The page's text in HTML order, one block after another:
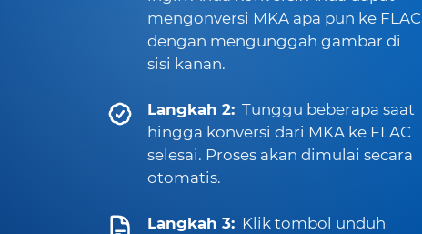
mengonversi MKA apa pun ke FLAC
dengan mengunggah gambar di
sisi kanan.
Langkah 2: Tunggu beberapa saat
hingga konversi dari MKA ke FLAC
selesai. Proses akan dimulai secara
otomatis.
Langkah 3: Klik tombol unduh